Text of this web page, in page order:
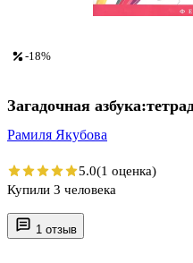
1 отзыв
-18%
Загадочная
Рамиля Якубова
5.0(1 оценка)
Купили 3 человека